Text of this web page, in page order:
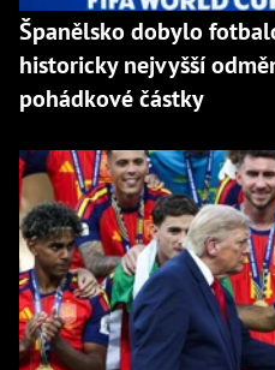
Španělsko dobylo
historicky nejvyšší
pohádkové částky